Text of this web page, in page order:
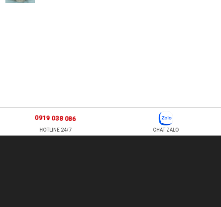
0919 038 086
HOTLINE 24/7 CHAT ZALO